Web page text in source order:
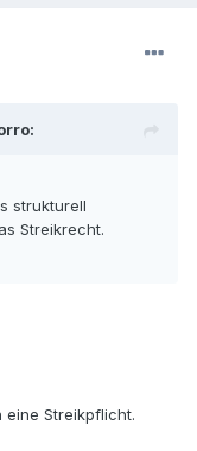
strukturell
Streikrecht.
eine Streikpflicht.